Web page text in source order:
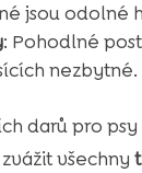
jsou odolné
: Pohodlné
nezbytné.
darů pro
všechny